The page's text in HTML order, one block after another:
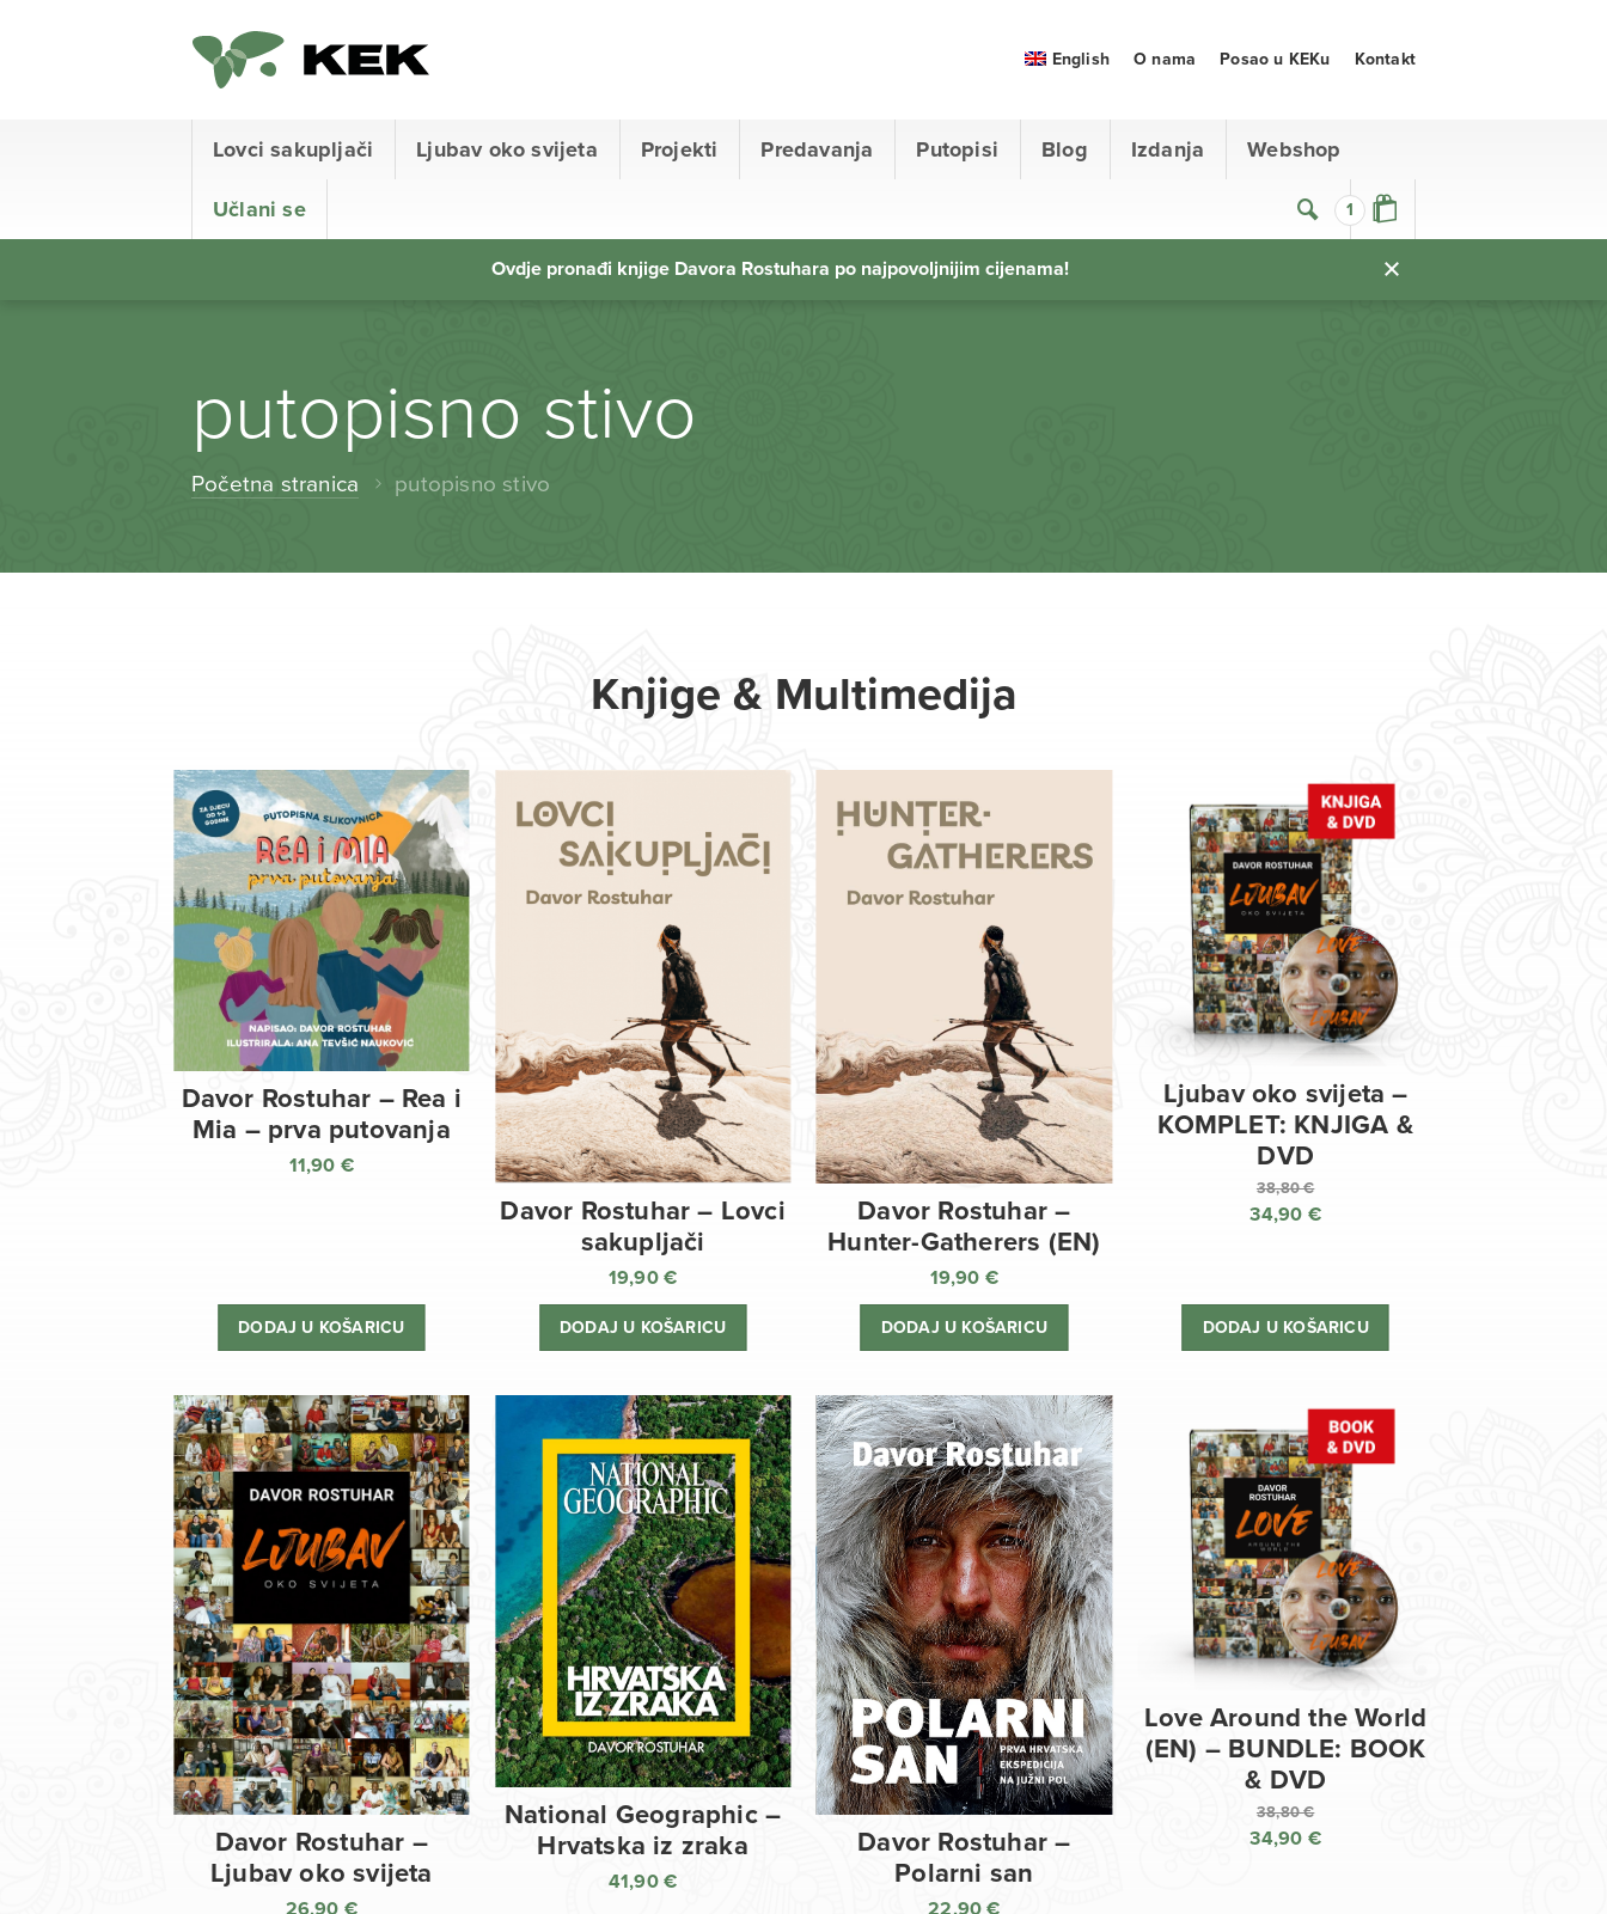
1
Lovci sakupljači Ljubav oko svijeta Projekti Predavanja Putopisi Blog Izdanja Webshop
Učlani se
English O nama Posao u KEKu Kontakt
Ovdje pronađi knjige Davora Rostuhara po najpovoljnijim cijenama!
putopisno stivo
Početna stranica putopisno stivo
Knjige & Multimedija
Davor Rostuhar – Rea i
Mia – prva putovanja
11,90 €
DODAJ U KOŠARICU
Davor Rostuhar – Lovci
sakupljači
19,90€
DODAJ U KOŠARICU
Davor Rostuhar –
Hunter-Gatherers (EN)
19,90 €
DODAJ U KOŠARICU
Ljubav oko svijeta –
KOMPLET: KNJIGA &
DVD
38,80€
Izvorna
je:
38,80 €.
34,90 €
je:
34,90 €.
DODAJ U KOŠARICU
Davor Rostuhar –
Ljubav oko svijeta
26,90 €
National Geographic –
Hrvatska iz zraka
41,90€
Davor Rostuhar –
Polarni san
22,90€
Love Around the World
(EN) – BUNDLE: BOOK
& DVD
38,80€
Izvorna
34,90 €